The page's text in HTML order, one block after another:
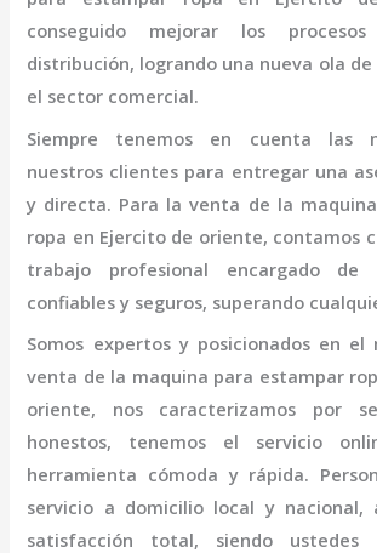
conseguido mejorar los
distribución, logrando una nueva ola
el sector comercial.
Siempre tenemos en cuenta las
nuestros clientes para entregar una
y directa. Para la venta de la
ropa en Ejercito de oriente, contamos
trabajo profesional encargado de
confiables y seguros, superando
Somos expertos y posicionados en el
venta de la maquina para estampar
oriente, nos caracterizamos por
honestos, tenemos el servicio
herramienta cómoda y rápida.
servicio a domicilio local y nacional,
satisfacción total, siendo ustedes